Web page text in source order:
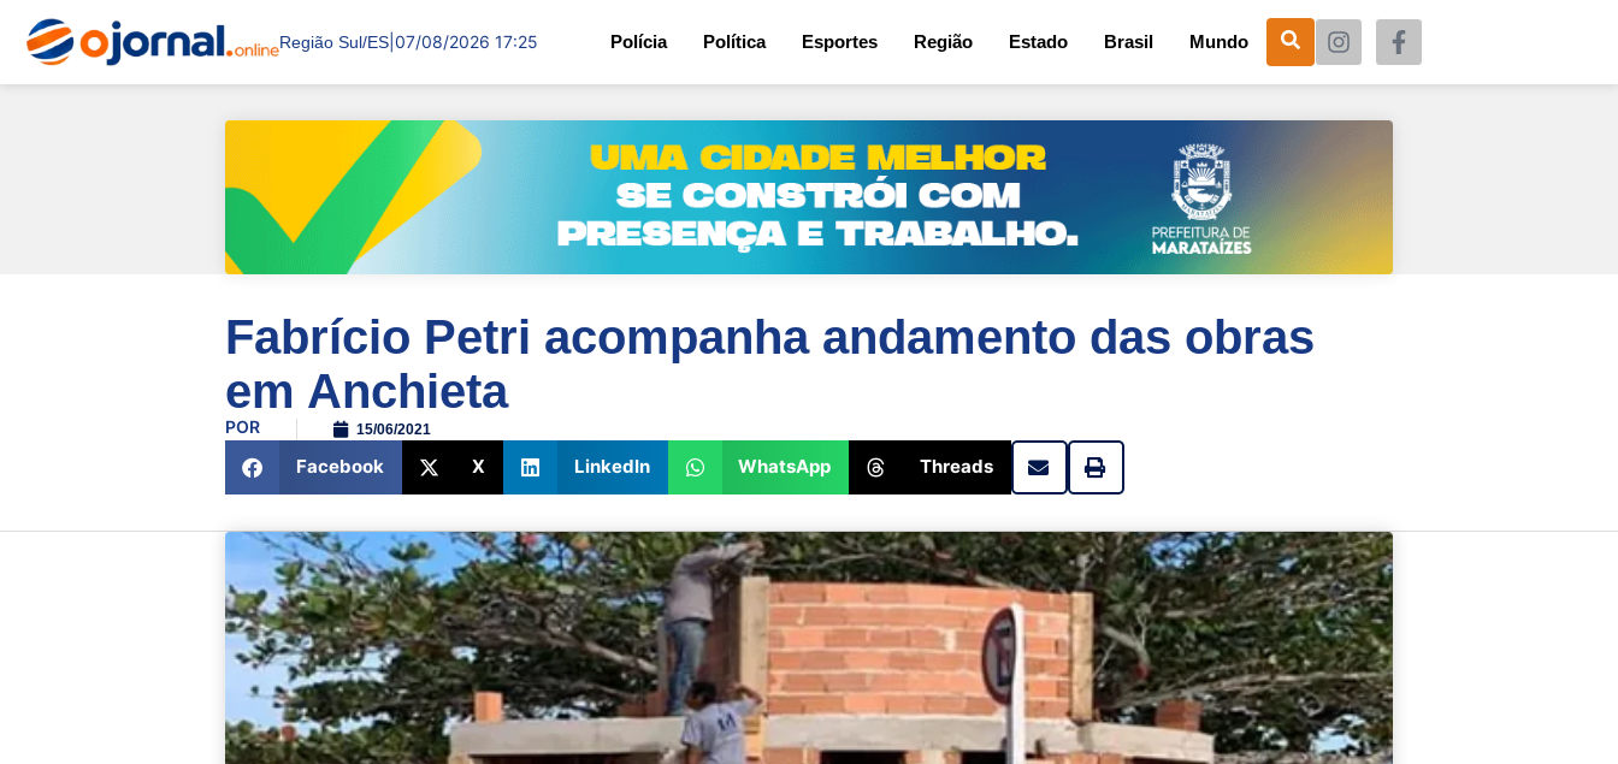
Região Sul/ES 07/08/2026 17:25 Polícia Política Esportes Região Estado Brasil Mundo
Fabrício Petri acompanha andamento das obras
em Anchieta
POR 15/06/2021
Facebook X LinkedIn WhatsApp Threads